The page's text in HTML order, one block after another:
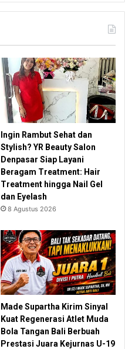
Ingin Rambut Sehat dan
Stylish? YR Beauty Salon
Denpasar Siap Layani
Beragam Treatment: Hair
Treatment hingga Nail Gel
dan Eyelash
8 Agustus 2026
Made Supartha Kirim Sinyal
Kuat Regenerasi Atlet Muda
Bola Tangan Bali Berbuah
Prestasi Juara Kejurnas U-19